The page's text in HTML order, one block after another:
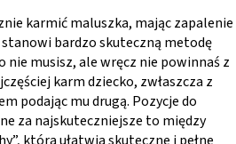
karmić maluszka, mając zapalenie
bardzo skuteczną metodę
musisz, ale wręcz nie powinnaś z
karm dziecko, zwłaszcza z
podając mu drugą. Pozycje do
za najskuteczniejsze to między